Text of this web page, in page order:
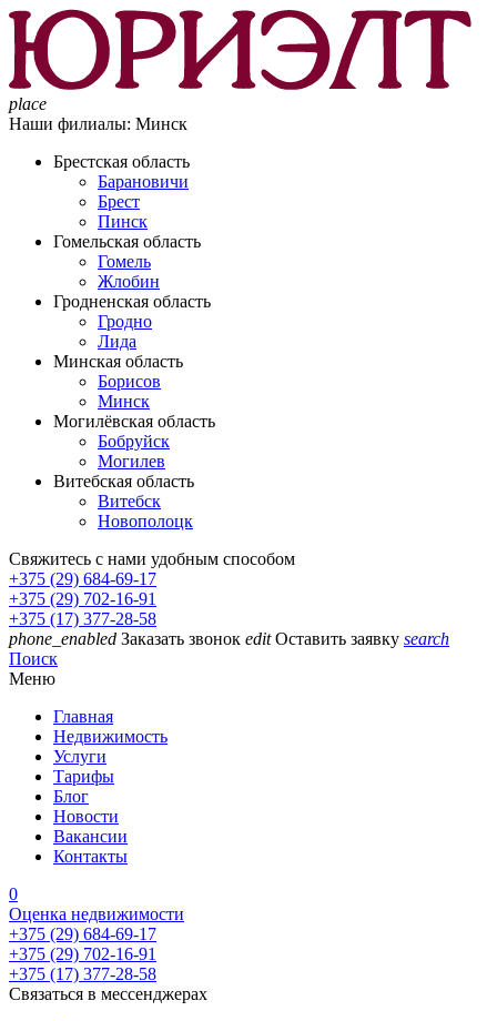
place
Наши филиалы: Минск
Брестская область
Барановичи
Брест
Пинск
Гомельская область
Гомель
Жлобин
Гродненская область
Гродно
Лида
Минская область
Борисов
Минск
Могилёвская область
Бобруйск
Могилев
Витебская область
Витебск
Новополоцк
Свяжитесь с нами удобным способом
+375 (29) 684-69-17
+375 (29) 702-16-91
+375 (17) 377-28-58
phone_enabled Заказать звонок edit Оставить заявку search
Поиск
Меню
Главная
Недвижимость
Услуги
Тарифы
Блог
Новости
Вакансии
Контакты
0
Оценка недвижимости
+375 (29) 684-69-17
+375 (29) 702-16-91
+375 (17) 377-28-58
Связаться в мессенджерах